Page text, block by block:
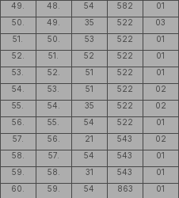
49.
48. 54 582 01
50.
49. 35 522 03
51.
50. 53 522 01
52.
51. 52 522 01
53.
52. 51 522 01
54.
53. 51 522 02
55.
54. 35 522 02
56.
55. 54 522 01
57.
56. 21 543 02
58.
57. 54 543 01
59.
58. 31 543 01
60.
59. 54 863 01